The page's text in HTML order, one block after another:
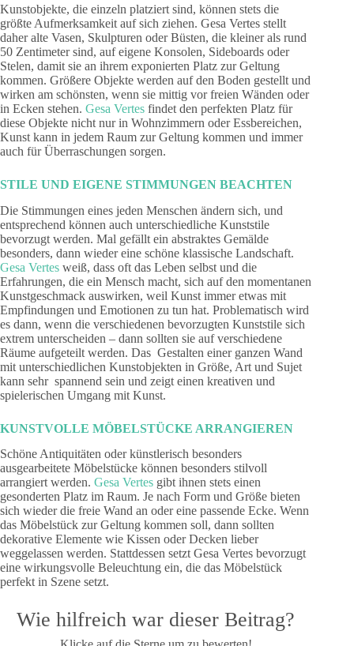
Kunstobjekte, die einzeln platziert sind, können stets die
größte Aufmerksamkeit auf sich ziehen. Gesa Vertes stellt
daher alte Vasen, Skulpturen oder Büsten, die kleiner als rund
50 Zentimeter sind, auf eigene Konsolen, Sideboards oder
Stelen, damit sie an ihrem exponierten Platz zur Geltung
kommen. Größere Objekte werden auf den Boden gestellt und
wirken am schönsten, wenn sie mittig vor freien Wänden oder
in Ecken stehen. Gesa Vertes findet den perfekten Platz für
diese Objekte nicht nur in Wohnzimmern oder Essbereichen,
Kunst kann in jedem Raum zur Geltung kommen und immer
auch für Überraschungen sorgen.
STILE UND EIGENE STIMMUNGEN BEACHTEN
Die Stimmungen eines jeden Menschen ändern sich, und
entsprechend können auch unterschiedliche Kunststile
bevorzugt werden. Mal gefällt ein abstraktes Gemälde
besonders, dann wieder eine schöne klassische Landschaft.
Gesa Vertes weiß, dass oft das Leben selbst und die
Erfahrungen, die ein Mensch macht, sich auf den momentanen
Kunstgeschmack auswirken, weil Kunst immer etwas mit
Empfindungen und Emotionen zu tun hat. Problematisch wird
es dann, wenn die verschiedenen bevorzugten Kunststile sich
extrem unterscheiden – dann sollten sie auf verschiedene
Räume aufgeteilt werden. Das Gestalten einer ganzen Wand
mit unterschiedlichen Kunstobjekten in Größe, Art und Sujet
kann sehr spannend sein und zeigt einen kreativen und
spielerischen Umgang mit Kunst.
KUNSTVOLLE MÖBELSTÜCKE ARRANGIEREN
Schöne Antiquitäten oder künstlerisch besonders
ausgearbeitete Möbelstücke können besonders stilvoll
arrangiert werden. Gesa Vertes gibt ihnen stets einen
gesonderten Platz im Raum. Je nach Form und Größe bieten
sich wieder die freie Wand an oder eine passende Ecke. Wenn
das Möbelstück zur Geltung kommen soll, dann sollten
dekorative Elemente wie Kissen oder Decken lieber
weggelassen werden. Stattdessen setzt Gesa Vertes bevorzugt
eine wirkungsvolle Beleuchtung ein, die das Möbelstück
perfekt in Szene setzt.
Wie hilfreich war dieser Beitrag?